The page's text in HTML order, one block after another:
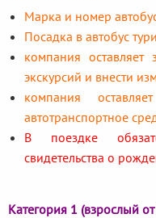
Марка и номер
Посадка в автобус
компания
экскурсий и внести
компания
автотранспортное
В поездке
свидетельства о
Категория 1 (взрослый